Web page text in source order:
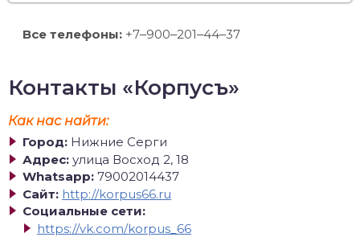
Все телефоны: +7‒900‒201‒44‒37
Контакты «Корпусъ»
Как нас найти:
Город: Нижние Серги
Адрес: улица Восход 2, 18
Whatsapp: 79002014437
Сайт: http://korpus66.ru
Социальные сети:
https://vk.com/korpus_66